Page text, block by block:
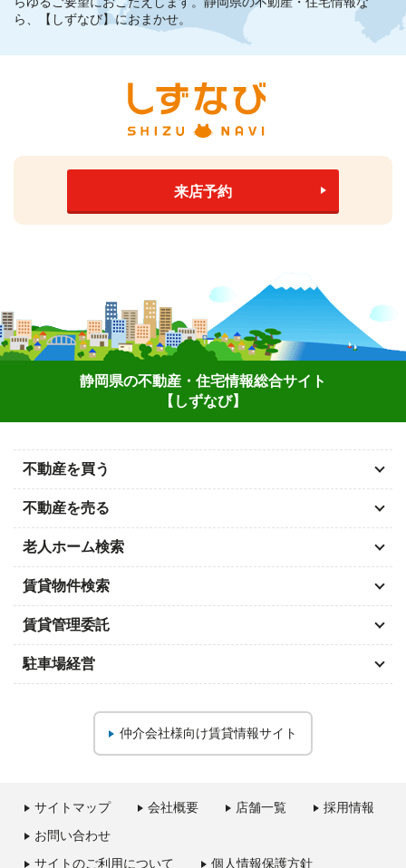
ら、【しずなび】におまかせ。
来店予約
静岡県の不動産・住宅情報総合サイト
【しずなび】
不動産を買う
不動産を売る
老人ホーム検索
賃貸物件検索
賃貸管理委託
駐車場経営
仲介会社様向け賃貸情報サイト
サイトマップ 会社概要 店舗一覧
採用情報
お問い合わせ
サイトのご利用について
個人情報保護方針